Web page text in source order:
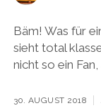
Bäm! Was für
sieht total
nicht so ein
30. AUGUST 2018